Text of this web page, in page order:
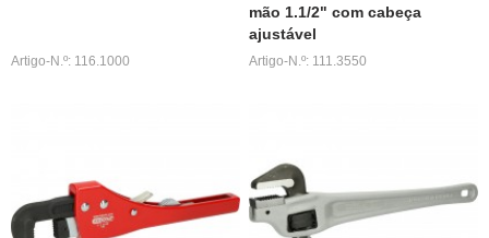
Artigo-N.º: 116.1000
mão 1.1/2" com cabeça
ajustável
Artigo-N.º: 111.3550